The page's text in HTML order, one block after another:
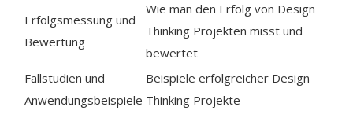
Erfolgsmessung und
Bewertung
Wie man den Erfolg von Design
Thinking Projekten misst und
bewertet
Fallstudien und
Anwendungsbeispiele
Beispiele erfolgreicher Design
Thinking Projekte